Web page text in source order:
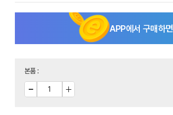
APP에서 구매하면
본품: